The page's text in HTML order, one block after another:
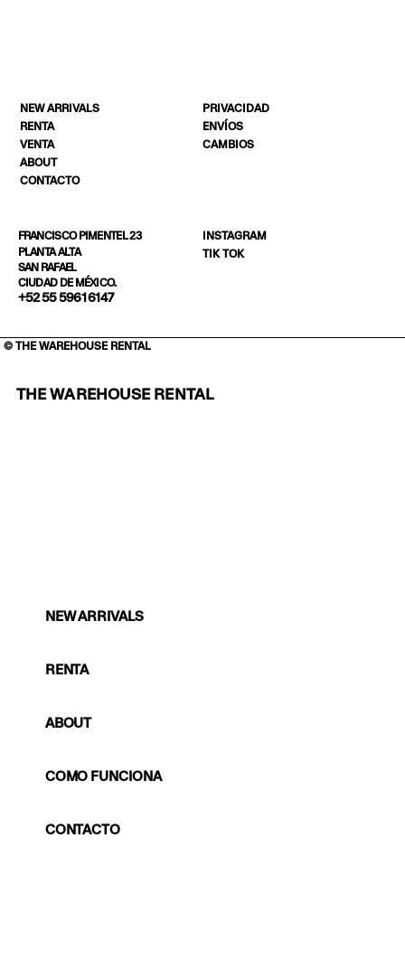
NEW ARRIVALS
RENTA
VENTA
ABOUT
CONTACTO
PRIVACIDAD
ENVÍOS
CAMBIOS
FRANCISCO PIMENTEL 23
PLANTA ALTA
SAN RAFAEL
CIUDAD DE MÉXICO.
+52 55 5961 6147
INSTAGRAM
TIK TOK
© THE WAREHOUSE RENTAL
THE WAREHOUSE RENTAL
NEW ARRIVALS
RENTA
ABOUT
COMO FUNCIONA
CONTACTO